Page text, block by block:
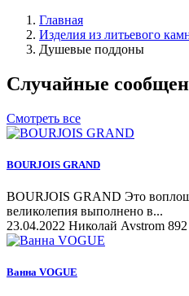
Главная
Изделия из литьевого
Душевые поддоны
Очистить
Цена
Руб.
Товары со скидкой
Товары со скидкой
Случайные
Смотреть все
BOURJOIS GRAND
BOURJOIS GRAND Это
великолепия выполнено в...
23.04.2022 Николай Avstrom 892
Ванна VOGUE